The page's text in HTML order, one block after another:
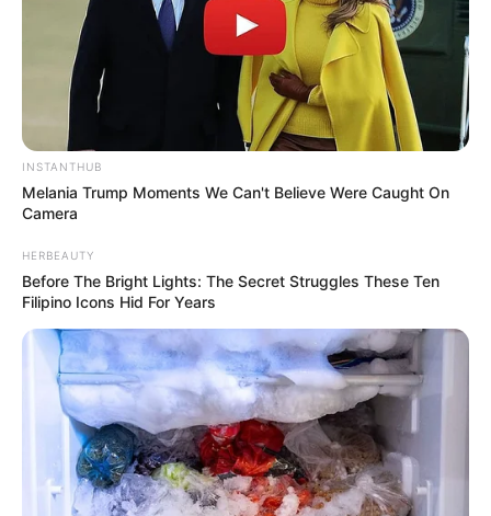
INSTANTHUB
Melania Trump Moments We Can't Believe Were Caught On
Camera
HERBEAUTY
Before The Bright Lights: The Secret Struggles These Ten
Filipino Icons Hid For Years